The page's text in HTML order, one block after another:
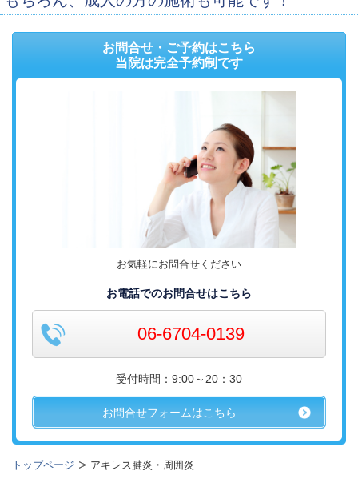
お問合せ・ご予約はこちら
当院は完全予約制です
お気軽にお問合せください
お電話でのお問合せはこちら
06-6704-0139
受付時間：9:00～20：30
お問合せフォームはこちら
トップページ アキレス腱炎・周囲炎